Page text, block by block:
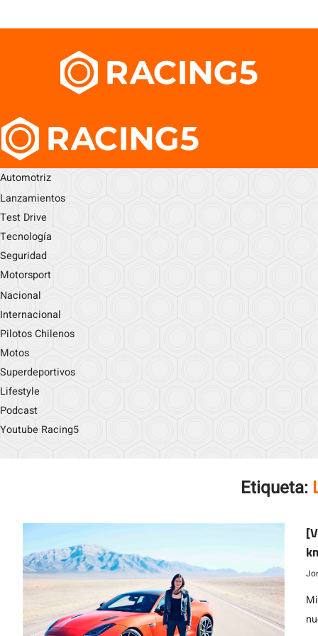
Automotriz
Lanzamientos
Test Drive
Tecnología
Seguridad
Motorsport
Nacional
Internacional
Pilotos Chilenos
Motos
Superdeportivos
Lifestyle
Podcast
Youtube Racing5
Etiqueta: